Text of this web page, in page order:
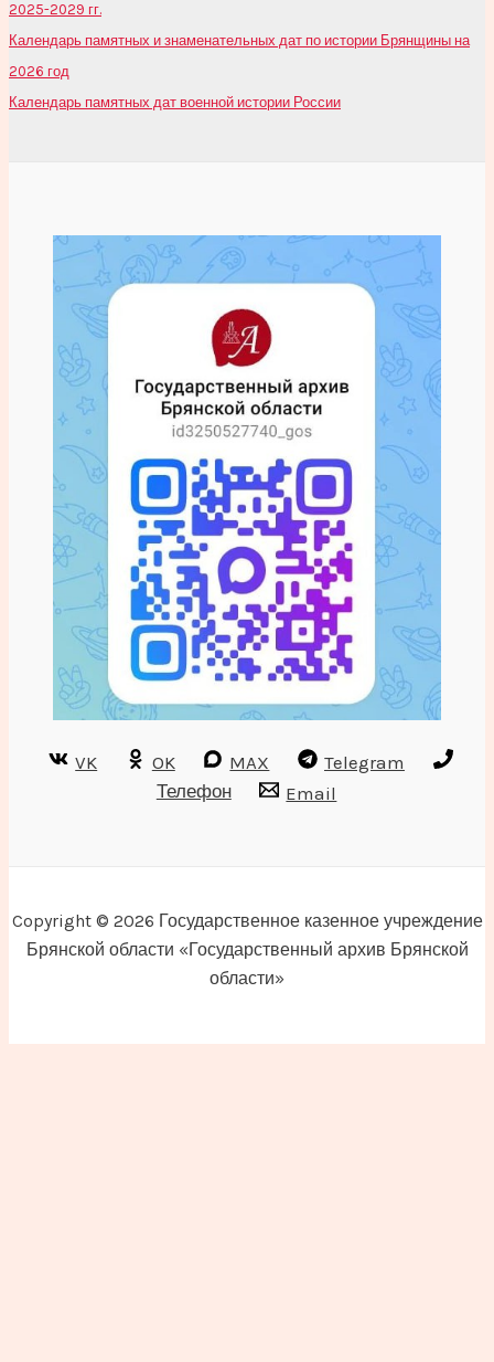
2025-2029 гг.
Календарь памятных и знаменательных дат по истории Брянщины на
2026 год
Календарь памятных дат военной истории России
VK OK MAX
Telegram
Телефон
Email
Copyright © 2026 Государственное казенное учреждение
Брянской области «Государственный архив Брянской
области»